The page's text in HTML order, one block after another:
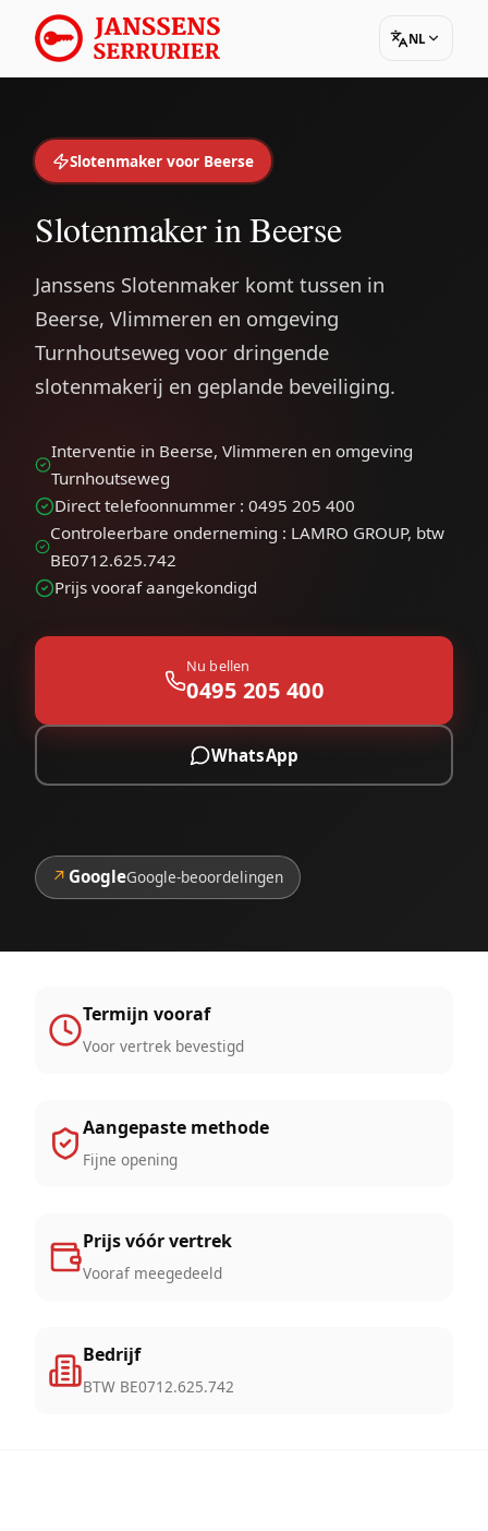
NL
Slotenmaker voor Beerse
Slotenmaker in Beerse
Janssens Slotenmaker komt tussen in
Beerse, Vlimmeren en omgeving
Turnhoutseweg voor dringende
slotenmakerij en geplande beveiliging.
Interventie in Beerse, Vlimmeren en omgeving
Turnhoutseweg
Direct telefoonnummer : 0495 205 400
Controleerbare onderneming : LAMRO GROUP, btw
BE0712.625.742
Prijs vooraf aangekondigd
Nu bellen
0495 205 400
WhatsApp
↗ GoogleGoogle-beoordelingen
Termijn vooraf
Voor vertrek bevestigd
Aangepaste methode
Fijne opening
Prijs vóór vertrek
Vooraf meegedeeld
Bedrijf
BTW BE0712.625.742